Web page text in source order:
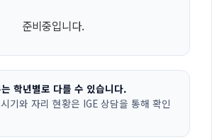
준비중입니다.
학년별로 다를 수 있습니다.
기와 자리 현황은 IGE 상담을 통해 확인